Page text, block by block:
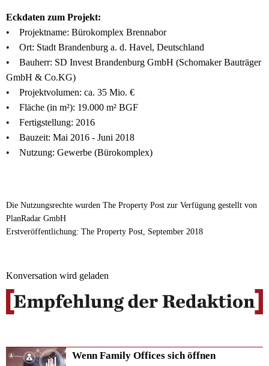
Eckdaten zum Projekt:
• Projektname: Bürokomplex Brennabor
• Ort: Stadt Brandenburg a. d. Havel, Deutschland
• Bauherr: SD Invest Brandenburg GmbH (Schomaker Bauträger
GmbH & Co.KG)
• Projektvolumen: ca. 35 Mio. €
• Fläche (in m²): 19.000 m² BGF
• Fertigstellung: 2016
• Bauzeit: Mai 2016 - Juni 2018
• Nutzung: Gewerbe (Bürokomplex)
Die Nutzungsrechte wurden The Property Post zur Verfügung gestellt von
PlanRadar GmbH
Erstveröffentlichung: The Property Post, September 2018
Konversation wird geladen
Wenn Family Offices sich öffnen